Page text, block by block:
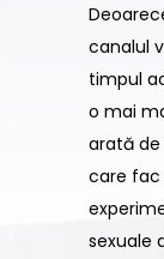
canalul
timpul
o mai
arată
care fac
sexuale